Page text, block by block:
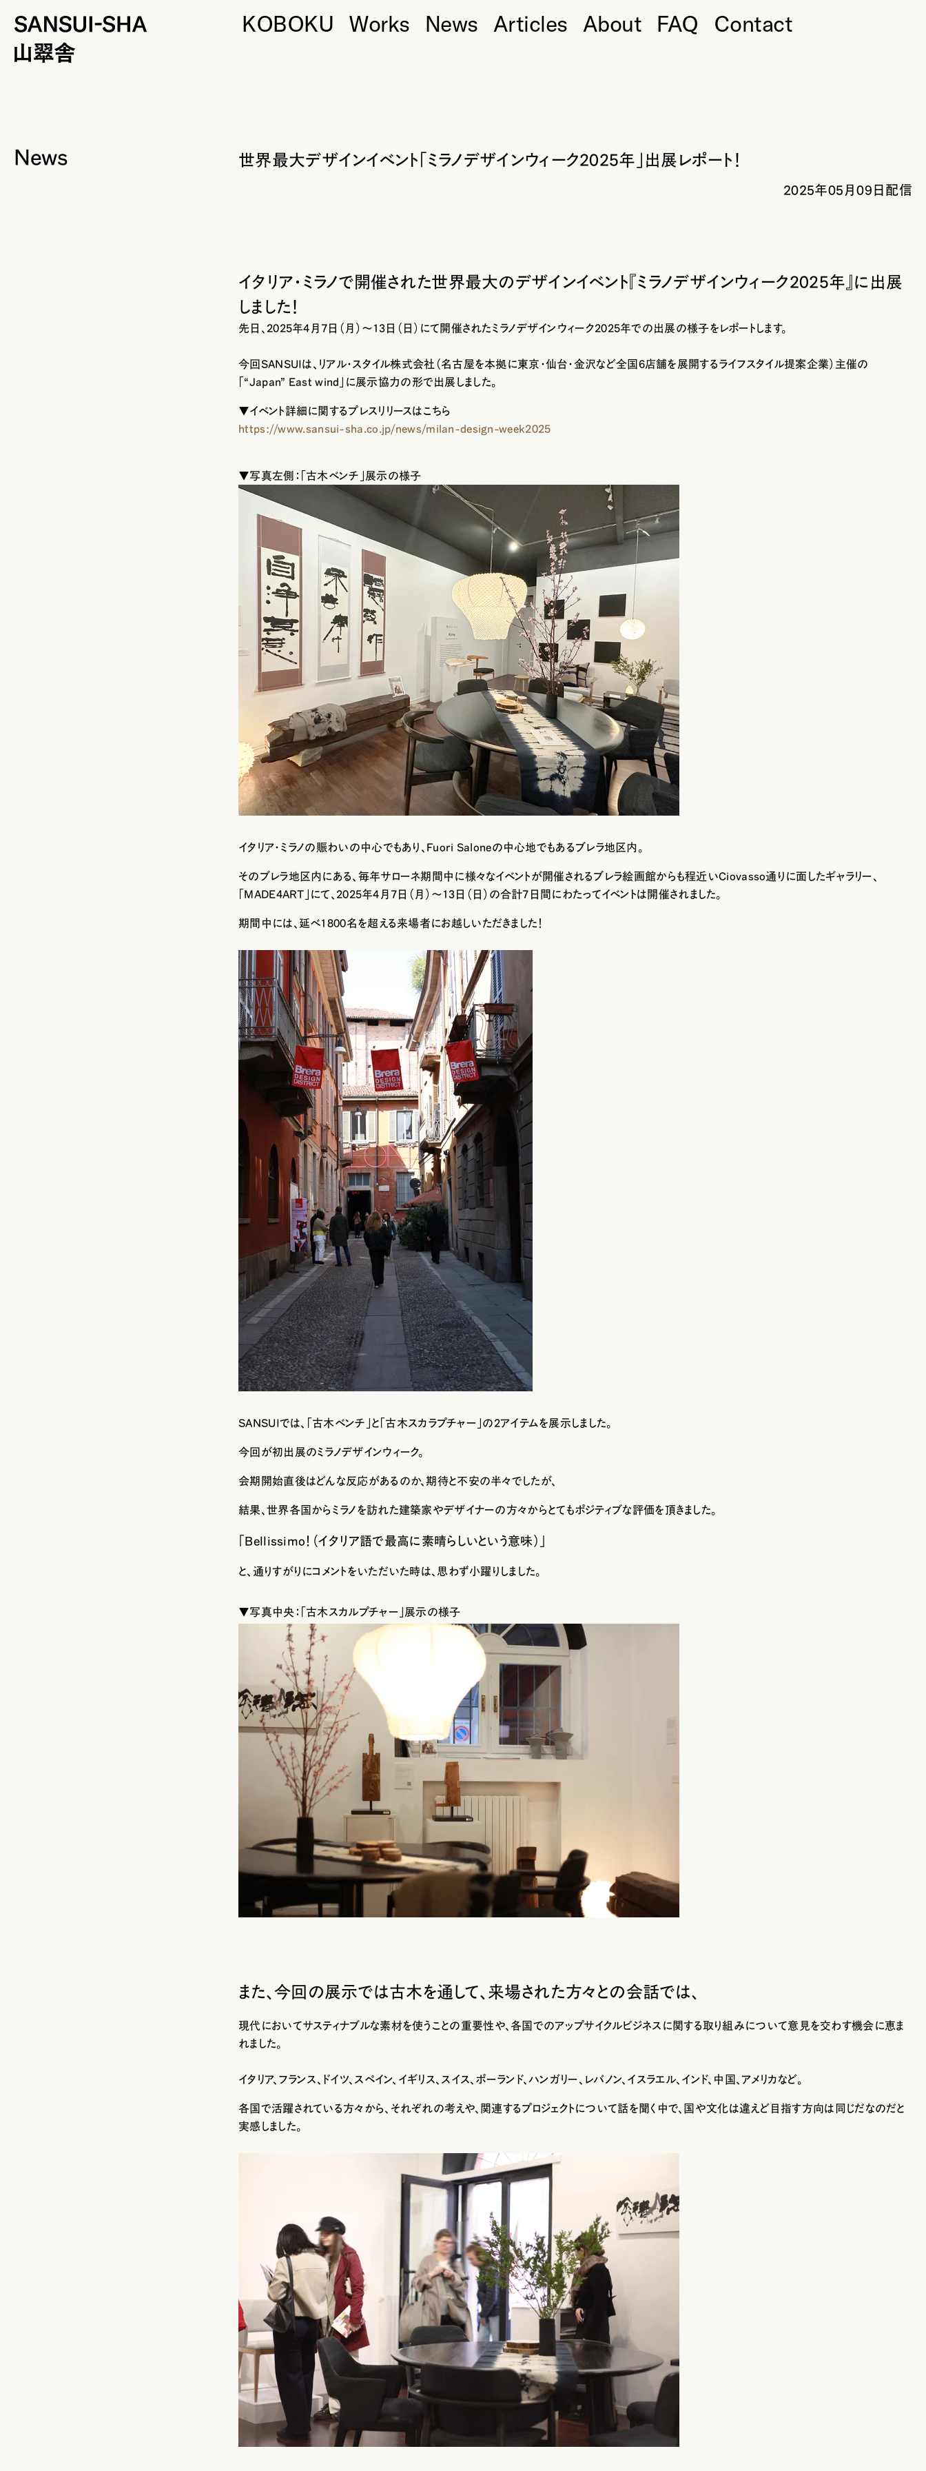
KOBOKU Works News Articles About FAQ Contact
News 世界最大デザインイベント「ミラノデザインウィーク2025年」出展レポート！
2025年05月09日配信
イタリア・ミラノで開催された世界最大のデザインイベント『ミラノデザインウィーク2025年』に出展
しました！
先日、2025年4月7日（月）～13日（日）にて開催されたミラノデザインウィーク2025年での出展の様子をレポートします。
今回SANSUIは、リアル・スタイル株式会社（名古屋を本拠に東京・仙台・金沢など全国6店舗を展開するライフスタイル提案企業）主催の
「“Japan” East wind」に展示協力の形で出展しました。
▼イベント詳細に関するプレスリリースはこちら
https://www.sansui-sha.co.jp/news/milan-design-week2025
▼写真左側：「古木ベンチ」展示の様子
イタリア・ミラノの賑わいの中心でもあり、Fuori Saloneの中心地でもあるブレラ地区内。
そのブレラ地区内にある、毎年サローネ期間中に様々なイベントが開催されるブレラ絵画館からも程近いCiovasso通りに面したギャラリー、
「MADE4ART」にて、2025年4月7日（月）～13日（日）の合計7日間にわたってイベントは開催されました。
期間中には、延べ1800名を超える来場者にお越しいただきました！
SANSUIでは、「古木ベンチ」と「古木スカラプチャー」の2アイテムを展示しました。
今回が初出展のミラノデザインウィーク。
会期開始直後はどんな反応があるのか、期待と不安の半々でしたが、
結果、世界各国からミラノを訪れた建築家やデザイナーの方々からとてもポジティブな評価を頂きました。
「Bellissimo！（イタリア語で最高に素晴らしいという意味）」
と、通りすがりにコメントをいただいた時は、思わず小躍りしました。
▼写真中央：「古木スカルプチャー」展示の様子
また、今回の展示では古木を通して、来場された方々との会話では、
現代においてサスティナブルな素材を使うことの重要性や、各国でのアップサイクルビジネスに関する取り組みについて意見を交わす機会に恵ま
れました。
イタリア、フランス、ドイツ、スペイン、イギリス、スイス、ポーランド、ハンガリー、レバノン、イスラエル、インド、中国、アメリカなど。
各国で活躍されている方々から、それぞれの考えや、関連するプロジェクトについて話を聞く中で、国や文化は違えど目指す方向は同じだなのだと
実感しました。